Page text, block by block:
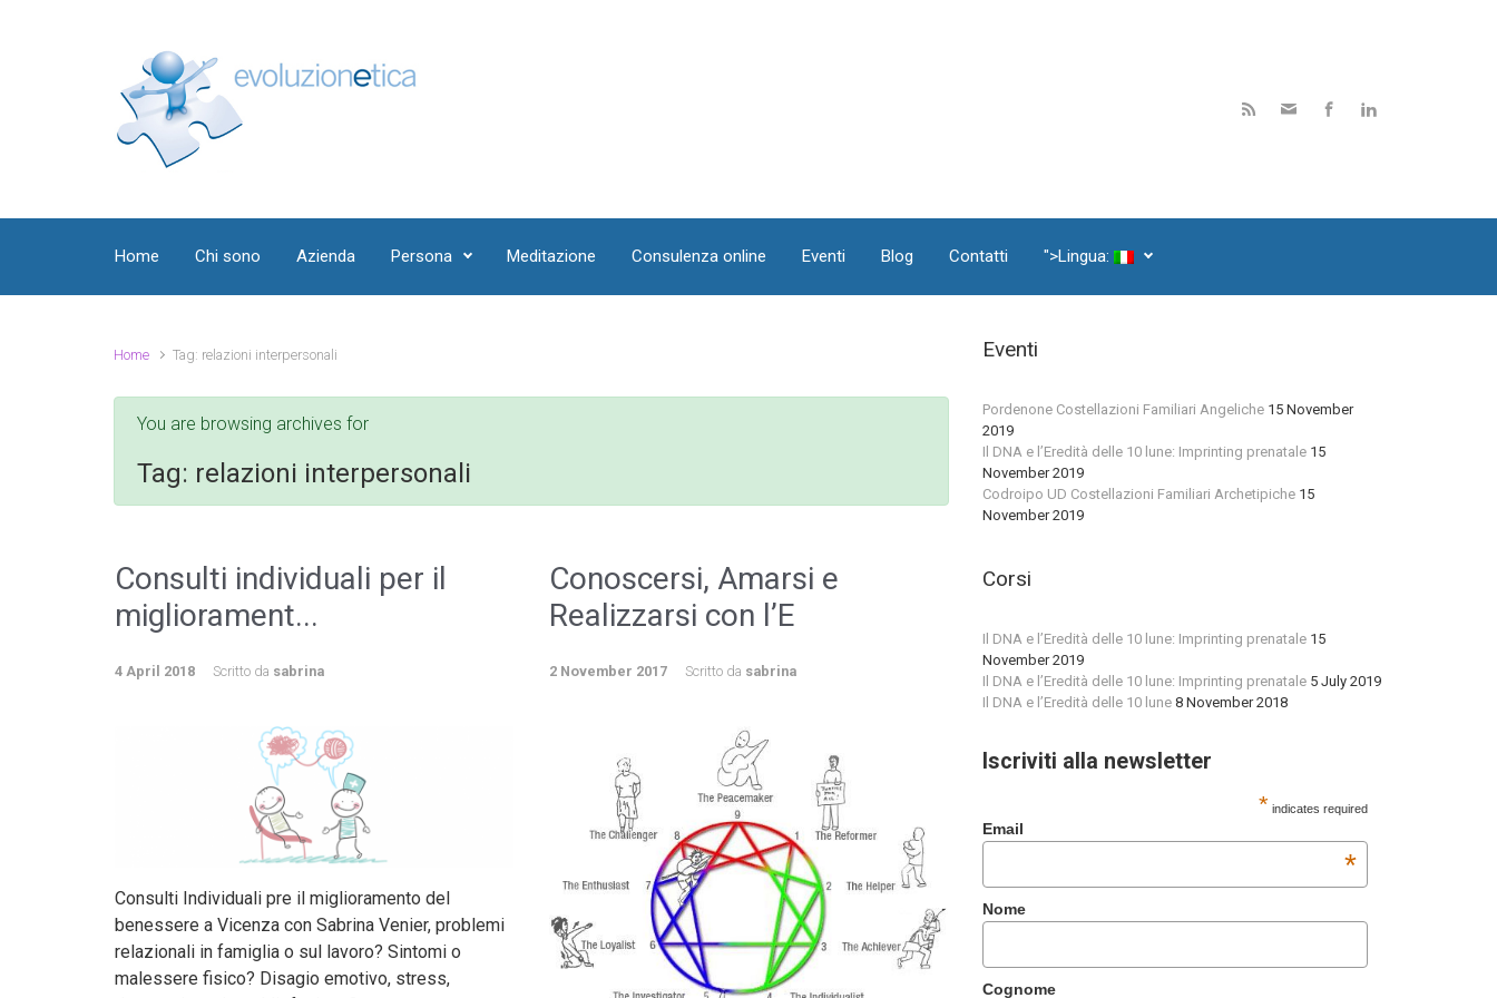
Home Chi sono Azienda Persona Meditazione Consulenza online Eventi Blog Contatti ">Lingua:
Home Tag: relazioni interpersonali
You are browsing archives for
Tag: relazioni interpersonali
Consulti individuali per il
migliorament...
4 April 2018 Scritto da sabrina
Consulti Individuali pre il miglioramento del
benessere a Vicenza con Sabrina Venier, problemi
relazionali in famiglia o sul lavoro? Sintomi o
malessere fisico? Disagio emotivo, stress,
Conoscersi, Amarsi e
Realizzarsi con l’E
2 November 2017 Scritto da sabrina
Eventi
Pordenone Costellazioni Familiari Angeliche 15 November
2019
Il DNA e l’Eredità delle 10 lune: Imprinting prenatale 15
November 2019
Codroipo UD Costellazioni Familiari Archetipiche 15
November 2019
Corsi
Il DNA e l’Eredità delle 10 lune: Imprinting prenatale 15
November 2019
Il DNA e l’Eredità delle 10 lune: Imprinting prenatale 5 July 2019
Il DNA e l’Eredità delle 10 lune 8 November 2018
Iscriviti alla newsletter
* indicates required
Email
*
Nome
Cognome